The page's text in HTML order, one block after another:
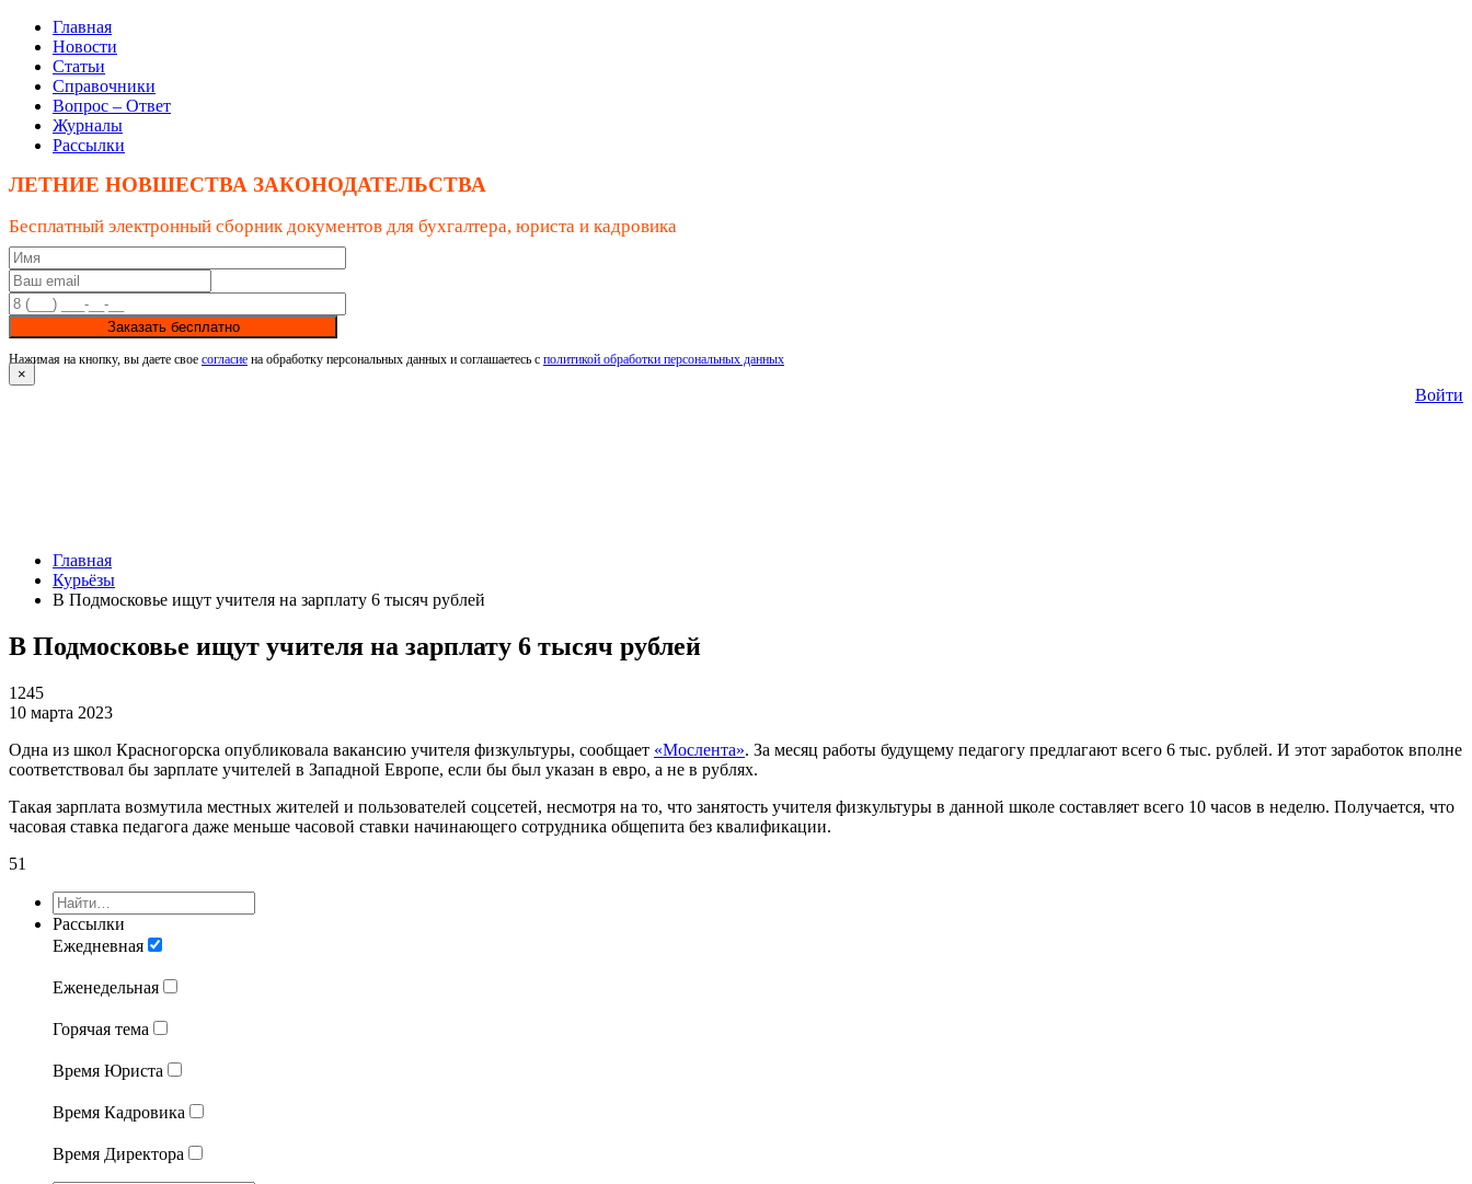
Главная
Новости
Статьи
Справочники
Вопрос – Ответ
Журналы
Рассылки
ЛЕТНИЕ НОВШЕСТВА ЗАКОНОДАТЕЛЬСТВА
Бесплатный электронный сборник документов для бухгалтера, юриста и кадровика
Заказать бесплатно
Нажимая на кнопку, вы даете свое согласие на обработку персональных данных и соглашаетесь с политикой обработки персональных данных
×
Войти
Главная
Курьёзы
В Подмосковье ищут учителя на зарплату 6 тысяч рублей
В Подмосковье ищут учителя на зарплату 6 тысяч рублей
1245
10 марта 2023
Одна из школ Красногорска опубликовала вакансию учителя физкультуры, сообщает «Мослента». За месяц работы будущему педагогу предлагают всего 6 тыс. рублей. И этот заработок вполне
соответствовал бы зарплате учителей в Западной Европе, если бы был указан в евро, а не в рублях.
Такая зарплата возмутила местных жителей и пользователей соцсетей, несмотря на то, что занятость учителя физкультуры в данной школе составляет всего 10 часов в неделю. Получается, что
часовая ставка педагога даже меньше часовой ставки начинающего сотрудника общепита без квалификации.
51
Рассылки
Ежедневная
Еженедельная
Горячая тема
Время Юриста
Время Кадровика
Время Директора